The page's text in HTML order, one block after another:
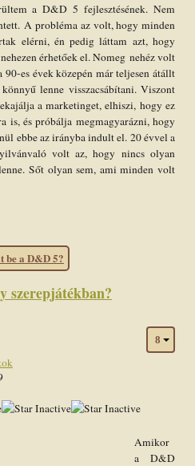
a D&D 5 fejlesztésének. Nem
A probléma az volt, hogy minden
elérni, én pedig láttam azt, hogy
érhetőek el. Nomeg nehéz volt
es évek közepén már teljesen átállt
lenne visszacsábítani. Viszont
a marketinget, elhiszi, hogy ez
is, és próbálja megmagyarázni, hogy
ebbe az irányba indult el. 20 évvel a
volt az, hogy nincs olyan
Sőt olyan sem, ami minden volt
be a D&D 5?
szerepjátékban?
Amikor
a D&D